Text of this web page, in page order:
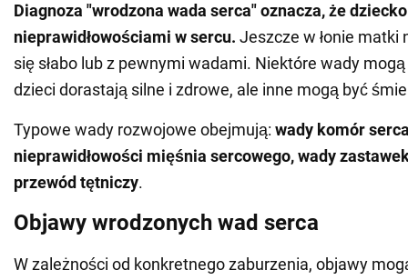
Diagnoza "wrodzona wada serca" oznacza, że
nieprawidłowościami w sercu. Jeszcze w łonie matki
się słabo lub z pewnymi wadami. Niektóre wady
dzieci dorastają silne i zdrowe, ale inne mogą być
Typowe wady rozwojowe obejmują: wady komór
nieprawidłowości mięśnia sercowego, wady
przewód tętniczy.
Objawy wrodzonych wad serca
W zależności od konkretnego zaburzenia, objawy